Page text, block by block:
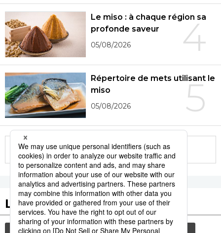
4
Le miso : à chaque région sa
profonde saveur
05/08/2026
5
Répertoire de mets utilisant le
miso
05/08/2026
More in this series
Les tags populaires
gastronomie culture histoire animal